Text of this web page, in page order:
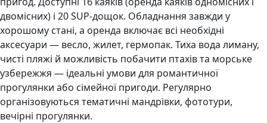
двомісних) і 20 SUP-дощок. Обладнання завжди у
хорошому стані, а оренда включає всі необхідні
аксесуари — весло, жилет, гермопак. Тиха вода лиману,
чисті пляжі й можливість побачити птахів та морське
узбережжя — ідеальні умови для романтичної
прогулянки або сімейної пригоди. Регулярно
організовуються тематичні мандрівки, фототури,
вечірні прогулянки.